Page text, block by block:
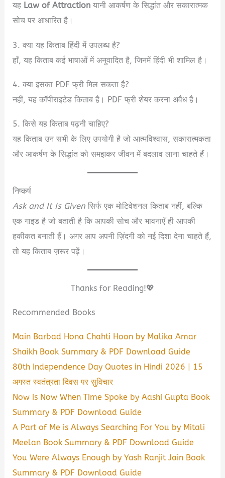
यह Law of Attraction यानी आकर्षण के सिद्धांत और सकारात्मक
सोच पर आधारित है।
3. क्या यह किताब हिंदी में उपलब्ध है?
हाँ, यह किताब कई भाषाओं में अनुवादित है, जिनमें हिंदी भी शामिल है।
4. क्या इसका PDF फ्री मिल सकता है?
नहीं, यह कॉपीराइटेड किताब है। PDF फ्री शेयर करना अवैध है।
5. किसे यह किताब पढ़नी चाहिए?
यह किताब उन सभी के लिए उपयोगी है जो आत्मविश्वास, सकारात्मकता
और आकर्षण के सिद्धांत को समझकर जीवन में बदलाव लाना चाहते हैं।
निष्कर्ष
Ask and It Is Given सिर्फ एक मोटिवेशनल किताब नहीं, बल्कि
एक गाइड है जो बताती है कि आपकी सोच और भावनाएँ ही आपकी
हकीकत बनाती हैं। अगर आप अपनी ज़िंदगी को नई दिशा देना चाहते हैं,
तो यह किताब ज़रूर पढ़ें।
Thanks for Reading!💖
Recommended Books
Main Barbad Hona Chahti Hoon by Malika Amar
Shaikh Book Summary & PDF Download Guide
80th Independence Day Quotes in Hindi 2026 | 15
अगस्त स्वतंत्रता दिवस पर सुविचार
Now is Now When Time Spoke by Aashi Gupta Book
Summary & PDF Download Guide
A Part of Me is Always Searching For You by Mitali
Meelan Book Summary & PDF Download Guide
You Were Always Enough by Yash Ranjit Jain Book
Summary & PDF Download Guide